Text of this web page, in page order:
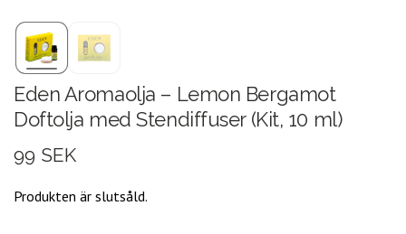
Eden Aromaolja – Lemon Bergamot
Doftolja med Stendiffuser (Kit, 10 ml)
99 SEK
Produkten är slutsåld.